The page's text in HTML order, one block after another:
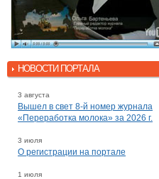
НОВОСТИ ПОРТАЛА
3 августа
Вышел в свет 8-й номер журнала
«Переработка молока» за 2026 г.
3 июля
О регистрации на портале
1 июля